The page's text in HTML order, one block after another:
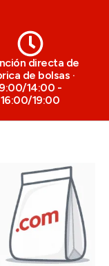
directa de
de bolsas ·
9:00/14:00 -
16:00/19:00